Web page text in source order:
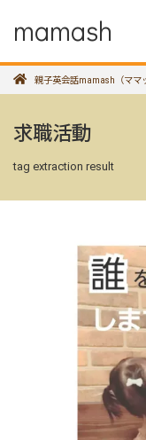
mamash
親子英会話mamash（ママ
求職活動
tag extraction result